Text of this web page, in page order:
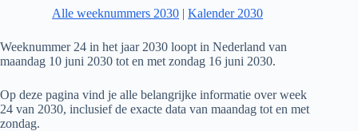
Alle weeknummers 2030 |Kalender 2030
Weeknummer 24 in het jaar 2030 loopt in Nederland van
maandag 10 juni 2030 tot en met zondag 16 juni 2030.
Op deze pagina vind je alle belangrijke informatie over week
24 van 2030, inclusief de exacte data van maandag tot en met
zondag.